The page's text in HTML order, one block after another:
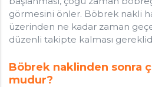
görmesini önler. Böbrek nakli
üzerinden ne kadar zaman
düzenli takipte kalması
Böbrek naklinden sonra
mudur?